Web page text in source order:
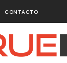
CONTACTO